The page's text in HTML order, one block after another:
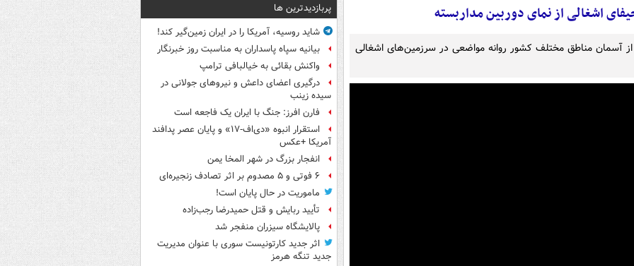
اشغالی از نمای دوربین مداربسته
آسمان مناطق مختلف کشور روانه مواضعی در سرزمین‌های اشغالی
پربازدیدترین ها
شاید روسیه، آمریکا را در ایران زمین‌گیر کند!
بیانیه سپاه پاسداران به مناسبت روز خبرنگار
واکنش بقائی به خیالبافی ترامپ
درگیری اعضای داعش و نیروهای جولانی در
سیده زینب
فارن افرز: جنگ با ایران یک فاجعه است
استقرار انبوه «دی‌اف‑۱۷» و پایان عصر پدافند
آمریکا +عکس
انفجار بزرگ در شهر المخا یمن
۶ فوتی و ۵ مصدوم بر اثر تصادف زنجیره‌ای
ماموریت در حال پایان است!
تأیید ربایش و قتل حمیدرضا رجب‌زاده
پالایشگاه سیزران منفجر شد
اثر جدید کارتونیست سوری با عنوان مدیریت
جدید تنگه هرمز